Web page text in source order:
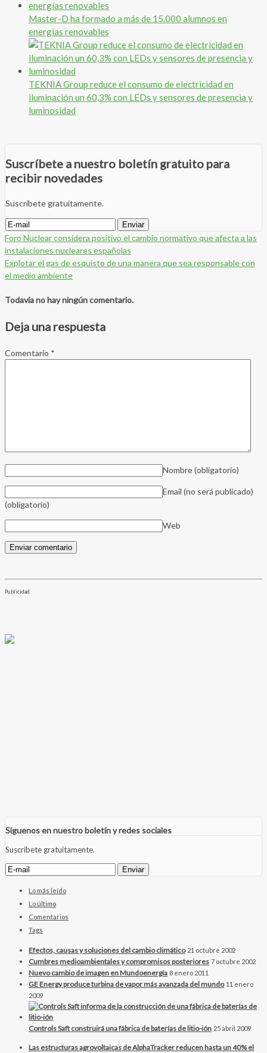
Master-D ha formado a más de 15.000 alumnos en
energías renovables
TEKNIA Group reduce el consumo de electricidad en
iluminación un 60,3% con LEDs y sensores de presencia y
luminosidad
Suscríbete a nuestro boletín gratuito para
recibir novedades
Suscríbete gratuitamente.
Foro Nuclear considera positivo el cambio normativo que afecta a las
instalaciones nucleares españolas
Explotar el gas de esquisto de una manera que sea responsable con
el medio ambiente
Todavía no hay ningún comentario.
Deja una respuesta
Comentario *
Nombre(obligatorio)
Email (no será publicado)
(obligatorio)
Web
Publicidad
Síguenos en nuestro boletín y redes sociales
Suscríbete gratuitamente.
Lo más leído
Lo último
Comentarios
Tags
Efectos, causas y soluciones del cambio climático 21 octubre 2002
Cumbres medioambientales y compromisos posteriores 7 octubre 2002
Nuevo cambio de imagen en Mundoenergía 8 enero 2011
GE Energy produce turbina de vapor más avanzada del mundo 11 enero
2009
Controls Saft construirá una fábrica de baterías de litio-ión 25 abril 2009
Las estructuras agrovoltaicas de AlphaTracker reducen hasta un 40% el